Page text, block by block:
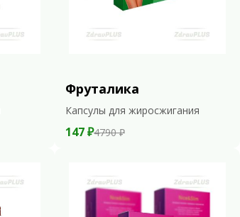
Фруталика
Капсулы для жиросжигания
147 ₽4790 ₽